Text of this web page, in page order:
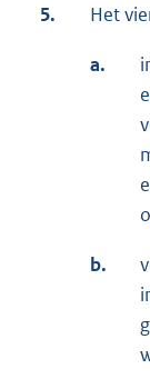
5. Het
a.
b.